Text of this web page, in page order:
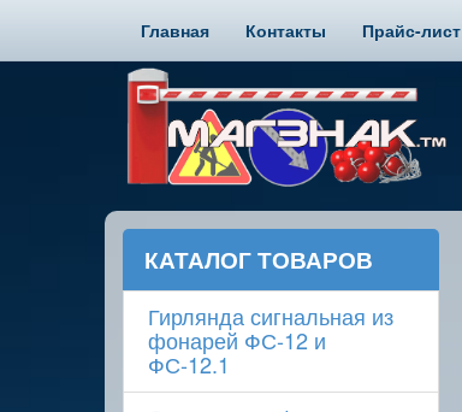
Главная Контакты Прайс-лист
КАТАЛОГ ТОВАРОВ
Гирлянда сигнальная из
фонарей ФС-12 и
ФС-12.1